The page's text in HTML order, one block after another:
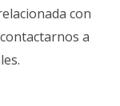
con
a